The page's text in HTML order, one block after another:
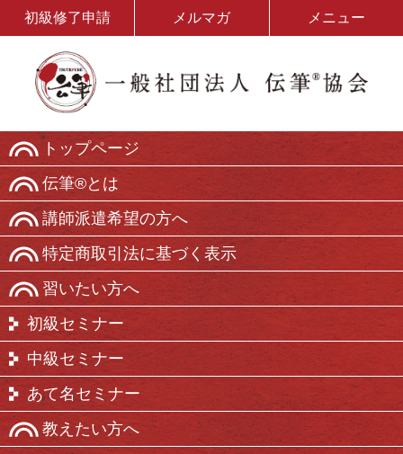
初級修了申請 メルマガ メニュー
トップページ
伝筆®とは
講師派遣希望の方へ
特定商取引法に基づく表示
習いたい方へ
初級セミナー
中級セミナー
あて名セミナー
教えたい方へ